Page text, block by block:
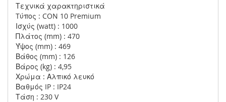
Τεχνικά χαρακτηριστικά
Tύπος : CON 10 Premium
Ισχύς (watt) : 1000
Πλάτος (mm) : 470
Ύψος (mm) : 469
Βάθος (mm) : 126
Βάρος (kg) : 4,95
Χρώμα : Αλπικό λευκό
Βαθμός IP : IP24
Τάση : 230 V